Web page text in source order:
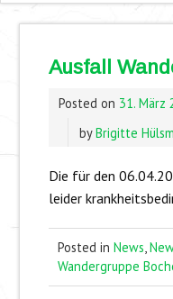
Ausfall
Posted on 31. März
byBrigitte
Die für den
leider
Posted in News,
Wandergruppe